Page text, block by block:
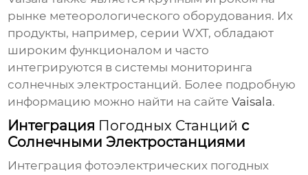
рынке метеорологического оборудования. Их
продукты, например, серии WXT, обладают
широким функционалом и часто
интегрируются в системы мониторинга
солнечных электростанций. Более подробную
информацию можно найти на сайтеVaisala.
Интеграция Погодных Станций с
Солнечными Электростанциями
Интеграция фотоэлектрических погодных